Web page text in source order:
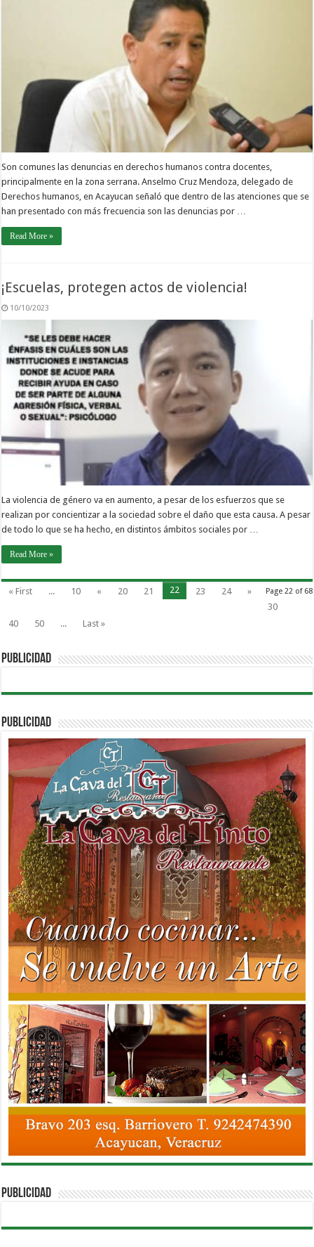
Son comunes las denuncias en derechos humanos contra docentes,
principalmente en la zona serrana. Anselmo Cruz Mendoza, delegado de
Derechos humanos, en Acayucan señaló que dentro de las atenciones que se
han presentado con más frecuencia son las denuncias por …
Read More »
¡Escuelas, protegen actos de violencia!
10/10/2023
La violencia de género va en aumento, a pesar de los esfuerzos que se
realizan por concientizar a la sociedad sobre el daño que esta causa. A pesar
de todo lo que se ha hecho, en distintos ámbitos sociales por …
Read More »
Page 22 of 68
« First ... 10 « 20 21 22 23 24
»
30
40
50 ... Last »
PUBLICIDAD
PUBLICIDAD
PUBLICIDAD